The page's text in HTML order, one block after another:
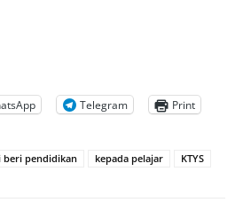
Telegram Print
beri pendidikan kepada pelajar KTYS